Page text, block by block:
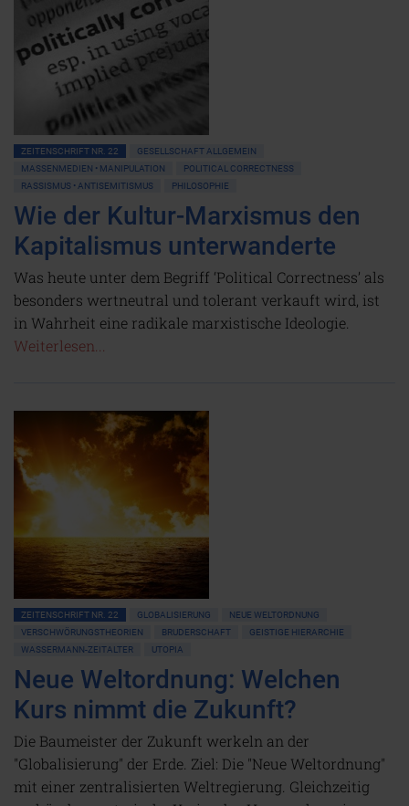
ZEITENSCHRIFT NR. 22
GESELLSCHAFT ALLGEMEIN
MASSENMEDIEN • MANIPULATION
POLITICAL CORRECTNESS
RASSISMUS • ANTISEMITISMUS
PHILOSOPHIE
Wie der Kultur-Marxismus den
Kapitalismus unterwanderte
Was heute unter dem Begriff ‘Political Correctness’ als
besonders wertneutral und tolerant verkauft wird, ist
in Wahrheit eine radikale marxistische Ideologie.
Weiterlesen...
ZEITENSCHRIFT NR. 22 GLOBALISIERUNG
NEUE WELTORDNUNG
VERSCHWÖRUNGSTHEORIEN
BRUDERSCHAFT
GEISTIGE HIERARCHIE
WASSERMANN-ZEITALTER
UTOPIA
Neue Weltordnung: Welchen
Kurs nimmt die Zukunft?
Die Baumeister der Zukunft werkeln an der
"Globalisierung" der Erde. Ziel: Die "Neue Weltordnung"
mit einer zentralisierten Weltregierung. Gleichzeitig